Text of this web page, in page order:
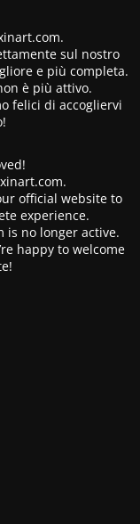
sul nostro
e più completa.
è più attivo.
felici di accogliervi
official website to
experience.
is no longer active.
happy to welcome